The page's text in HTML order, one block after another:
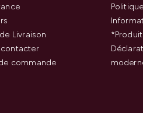
Livraison
commande